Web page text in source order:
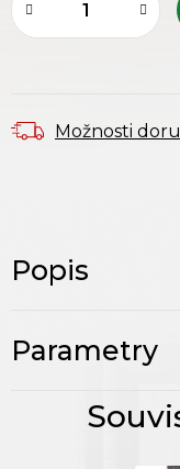
Možnosti
Popis
Parametry